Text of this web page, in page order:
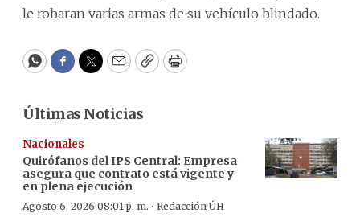
le robaran varias armas de su vehículo blindado.
WhatsApp
Facebook
Twitter
EmailCopyPrint
Últimas Noticias
Nacionales
Quirófanos del IPS Central: Empresa
asegura que contrato está vigente y
en plena ejecución
Agosto 6, 2026 08:01 p. m. · Redacción ÚH